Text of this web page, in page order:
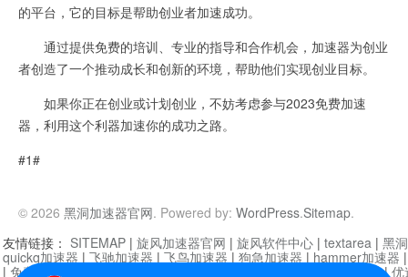
的平台，它的目标是帮助创业者加速成功。
通过提供免费的培训、专业的指导和合作机会，加速器为创业
者创造了一个推动成长和创新的环境，帮助他们实现创业目标。
如果你正在创业或计划创业，不妨考虑参与2023免费加速
器，利用这个利器加速你的成功之路。
#1#
© 2026 黑洞加速器官网. Powered by: WordPress.Sitemap.
友情链接： SITEMAP | 旋风加速器官网 | 旋风软件中心 | textarea | 黑
quickq加速器 | 飞驰加速器 | 飞鸟加速器 | 狗急加速器 | hammer加速器
| 免费vqn加速外网 迷雾通|优